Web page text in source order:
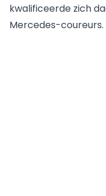
kwalificeerde zich
Mercedes-coureurs.